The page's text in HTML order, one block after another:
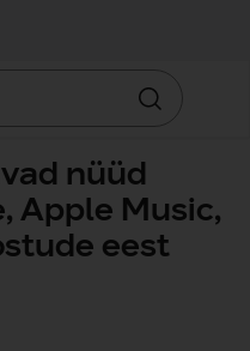
Otsin
nüüd
Apple Music,
eest